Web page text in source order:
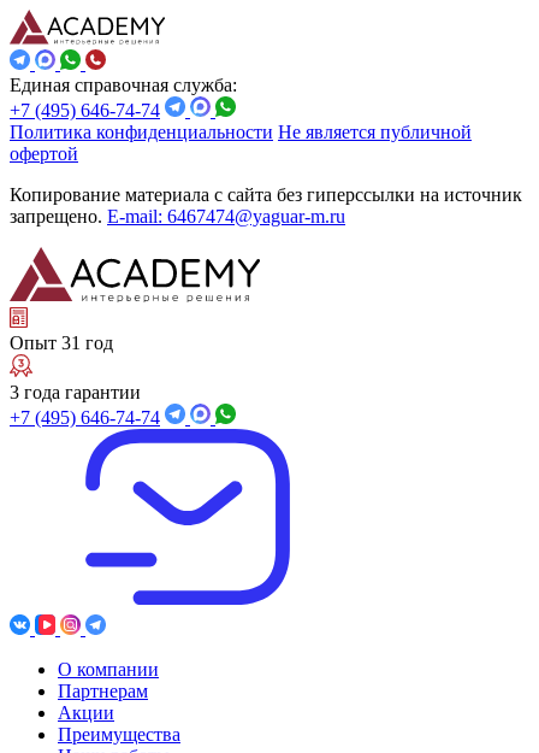
Единая справочная служба:
+7 (495) 646-74-74
Политика конфиденциальности Не является публичной
офертой
Копирование материала с сайта без гиперссылки на источник
запрещено. E-mail: 6467474@yaguar-m.ru
Опыт 31 год
3 года гарантии
+7 (495) 646-74-74
О компании
Партнерам
Акции
Преимущества